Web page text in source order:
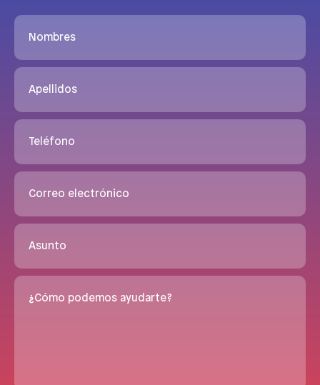
Nombres
Apellidos
Teléfono
Correo electrónico
Asunto
¿Cómo podemos ayudarte?